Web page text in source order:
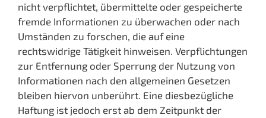
nicht verpflichtet, übermittelte oder gespeicherte
fremde Informationen zu überwachen oder nach
Umständen zu forschen, die auf eine
rechtswidrige Tätigkeit hinweisen. Verpflichtungen
zur Entfernung oder Sperrung der Nutzung von
Informationen nach den allgemeinen Gesetzen
bleiben hiervon unberührt. Eine diesbezügliche
Haftung ist jedoch erst ab dem Zeitpunkt der